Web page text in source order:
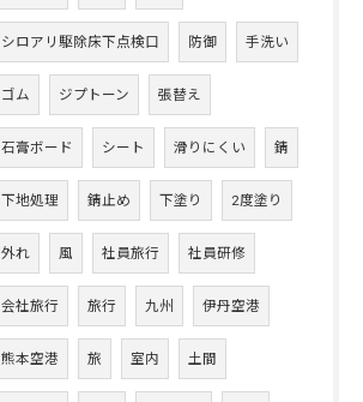
シロアリ駆除床下点検口 防御 手洗い
ゴム ジプトーン 張替え
石膏ボード シート 滑りにくい 錆
下地処理 錆止め 下塗り 2度塗り
外れ 風 社員旅行 社員研修
会社旅行 旅行 九州 伊丹空港
熊本空港 旅 室内 土間